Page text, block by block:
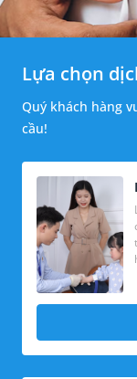
Lựa chọn
Quý khách hàng
cầu!